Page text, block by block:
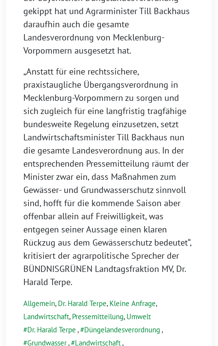
gekippt hat und Agrarminister Till Backhaus
daraufhin auch die gesamte
Landesverordnung von Mecklenburg-
Vorpommern ausgesetzt hat.
„Anstatt für eine rechtssichere,
praxistaugliche Übergangsverordnung in
Mecklenburg-Vorpommern zu sorgen und
sich zugleich für eine langfristig tragfähige
bundesweite Regelung einzusetzen, setzt
Landwirtschaftsminister Till Backhaus nun
die gesamte Landesverordnung aus. In der
entsprechenden Pressemitteilung räumt der
Minister zwar ein, dass Maßnahmen zum
Gewässer- und Grundwasserschutz sinnvoll
sind, hofft für die kommende Saison aber
offenbar allein auf Freiwilligkeit, was
entgegen seiner Aussage einen klaren
Rückzug aus dem Gewässerschutz bedeutet“,
kritisiert der agrarpolitische Sprecher der
BÜNDNISGRÜNEN Landtagsfraktion MV, Dr.
Harald Terpe.
Allgemein, Dr. Harald Terpe, Kleine Anfrage,
Landwirtschaft, Pressemitteilung, Umwelt
Dr. Harald Terpe , Düngelandesverordnung ,
Grundwasser, Landwirtschaft,